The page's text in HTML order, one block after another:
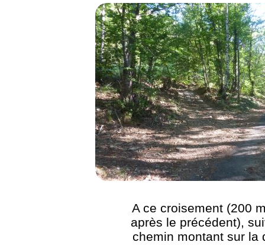
A ce croisement (200
après le précédent),
chemin montant sur la